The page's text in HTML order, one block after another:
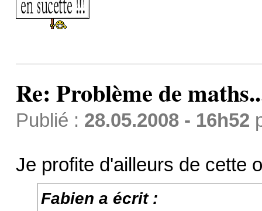
Re: Problème de
Publié : 28.05.2008 - 16h52
Je profite d'ailleurs de cette
Fabien a écrit :